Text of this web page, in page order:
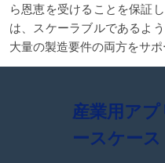
ら恩恵を受けることを保証
は、スケーラブルであるよ
大量の製造要件の両方をサポ
産業用ア
ースケース